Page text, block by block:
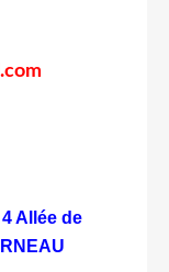
4 Allée de